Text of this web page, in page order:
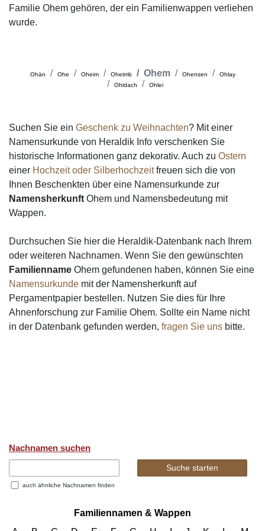
Familie Ohem gehören, der ein Familienwappen verliehen
wurde.
Ohän Ohe Oheim Oheimb Ohem Ohensen
Ohlay
Ohldach
Ohlei
Suchen Sie ein Geschenk zu Weihnachten? Mit einer
Namensurkunde von Heraldik Info verschenken Sie
historische Informationen ganz dekorativ. Auch zu Ostern
einer Hochzeit oder Silberhochzeitfreuen sich die von
Ihnen Beschenkten über eine Namensurkunde zur
Namensherkunft Ohem und Namensbedeutung mit
Wappen.
Durchsuchen Sie hier die Heraldik-Datenbank nach Ihrem
oder weiteren Nachnamen. Wenn Sie den gewünschten
Familienname Ohem gefundenen haben, können Sie eine
Namensurkunde mit der Namensherkunft auf
Pergamentpapier bestellen. Nutzen Sie dies für Ihre
Ahnenforschung zur Familie Ohem. Sollte ein Name nicht
in der Datenbank gefunden werden, fragen Sie uns bitte.
Nachnamen suchen
auch ähnliche Nachnamen finden
Familiennamen & Wappen